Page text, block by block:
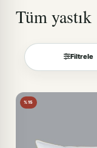
Tüm yastık
Filtrele
Sırala
%15